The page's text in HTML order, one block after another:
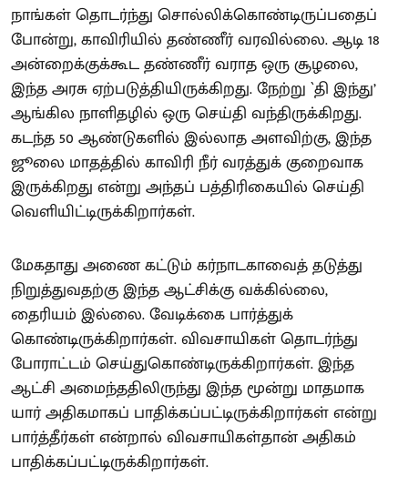
நாங்கள் தொடர்ந்து சொல்லிக்கொண்டிருப்பதைப்
போன்று, காவிரியில் தண்ணீர் வரவில்லை. ஆடி 18
அன்றைக்குக்கூட தண்ணீர் வராத ஒரு சூழலை,
இந்த அரசு ஏற்படுத்தியிருக்கிறது. நேற்று `தி இந்து’
ஆங்கில நாளிதழில் ஒரு செய்தி வந்திருக்கிறது.
கடந்த 50 ஆண்டுகளில் இல்லாத அளவிற்கு, இந்த
ஜூலை மாதத்தில் காவிரி நீர் வரத்துக் குறைவாக
இருக்கிறது என்று அந்தப் பத்திரிகையில் செய்தி
வெளியிட்டிருக்கிறார்கள்.
மேகதாது அணை கட்டும் கர்நாடகாவைத் தடுத்து
நிறுத்துவதற்கு இந்த ஆட்சிக்கு வக்கில்லை,
தைரியம் இல்லை. வேடிக்கை பார்த்துக்
கொண்டிருக்கிறார்கள். விவசாயிகள் தொடர்ந்து
போராட்டம் செய்துகொண்டிருக்கிறார்கள். இந்த
ஆட்சி அமைந்ததிலிருந்து இந்த மூன்று மாதமாக
யார் அதிகமாகப் பாதிக்கப்பட்டிருக்கிறார்கள் என்று
பார்த்தீர்கள் என்றால் விவசாயிகள்தான் அதிகம்
பாதிக்கப்பட்டிருக்கிறார்கள்.